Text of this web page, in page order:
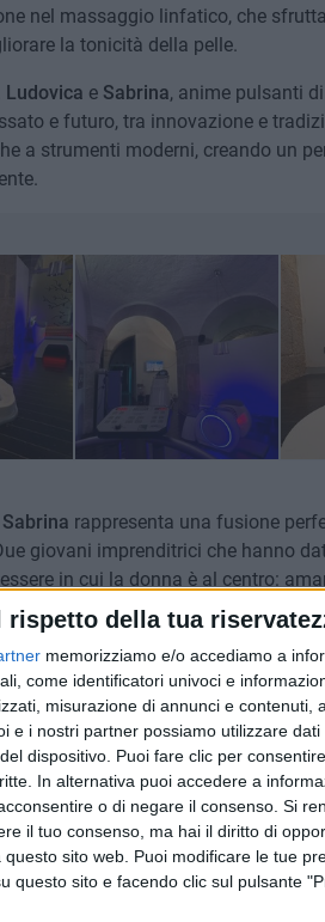
rispetto della tua
memorizziamo e/o accediamo a
come identificatori univoci e
misurazione di annunci e contenuti,
e i nostri partner possiamo utilizzare
dispositivo. Puoi fare clic per
In alternativa puoi accedere a
o di negare il consenso. Si
il tuo consenso, ma hai il diritto di
sito web. Puoi modificare le tue
questo sito e facendo clic sul pulsante
nel massaggio linfatico, che
la tonicità della pelle.
Ludovica e Sabrina, anime pulsanti
e futuro, tra innovazione e
a strumenti moderni, creando un
Sabrina rappresenta una fusione
giovani imprenditrici che hanno
in cui la donna è al centro:
questa realtà.
fisico: sarà possibile
flessibilità, postura e
di Tutte le Donne
e fitness, ma un luogo in cui il
è un pilastro fondamentale della
o ha affrontato terapie
specifici.